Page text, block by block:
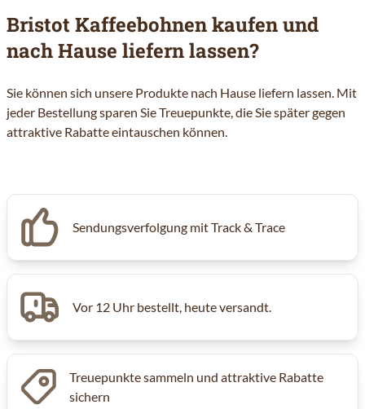
Bristot Kaffeebohnen kaufen und
nach Hause liefern lassen?
Sie können sich unsere Produkte nach Hause liefern lassen. Mit
jeder Bestellung sparen Sie Treuepunkte, die Sie später gegen
attraktive Rabatte eintauschen können.
Sendungsverfolgung mit Track & Trace
Vor 12 Uhr bestellt, heute versandt.
Treuepunkte sammeln und attraktive Rabatte
sichern